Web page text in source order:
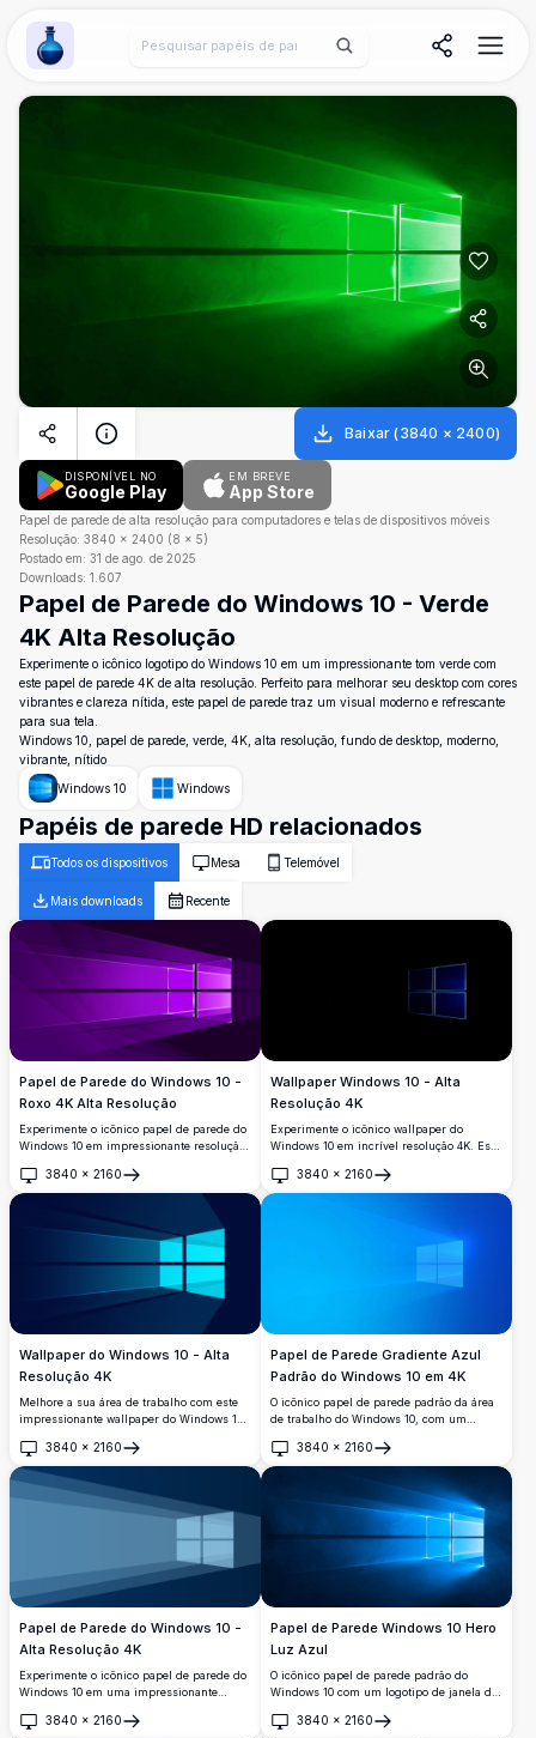
Wallpaper Alchemy
Baixar (3840 × 2400)
DISPONÍVEL NO
Google Play
EM BREVE
App Store
Papel de parede de alta resolução para computadores e telas de dispositivos móveis
Resolução: 3840 × 2400 (8 × 5)
Postado em: 31 de ago. de 2025
Downloads: 1.607
Papel de Parede do Windows 10 - Verde
4K Alta Resolução
Experimente o icônico logotipo do Windows 10 em um impressionante tom verde com
este papel de parede 4K de alta resolução. Perfeito para melhorar seu desktop com cores
vibrantes e clareza nítida, este papel de parede traz um visual moderno e refrescante
para sua tela.
Windows 10, papel de parede, verde, 4K, alta resolução, fundo de desktop, moderno,
vibrante, nítido
Windows 10
Windows
Papéis de parede HD relacionados
Todos os dispositivos Mesa Telemóvel
Mais downloads Recente
Papel de Parede do Windows 10 -
Roxo 4K Alta Resolução
Experimente o icônico papel de parede do
Windows 10 em impressionante resolução
essência da tecnologia moderna com suas
superfícies elegantes e reflexivas e
profundidade, perfeito para melhorar o
apelo visual do seu desktop.
3840 × 2160
Abrir
Wallpaper Windows 10 - Alta
Resolução 4K
Experimente o icônico wallpaper do
Windows 10 em incrível resolução 4K. Esta
clássico logotipo do Windows com um
fundo escuro elegante, perfeito para
Ideal para entusiastas do Windows e
3840 × 2160
Abrir
Wallpaper do Windows 10 - Alta
Resolução 4K
Melhore a sua área de trabalho com este
impressionante wallpaper do Windows 10
icônico logotipo do Windows em um
design moderno e elegante, este wallpaper
é perfeito para entusiastas de tecnologia
que desejam personalizar sua experiência
no Windows 10 com um toque de
3840 × 2160
Abrir
Papel de Parede Gradiente Azul
Padrão do Windows 10 em 4K
O icônico papel de parede padrão da área
de trabalho do Windows 10, com um
brilhante sobre um fundo de gradiente
azul vibrante. Perfeito para restaurar o
visual clássico do Windows 10 em
impressionante resolução 4K.
3840 × 2160
Abrir
Papel de Parede do Windows 10 -
Alta Resolução 4K
Experimente o icônico papel de parede do
Windows 10 em uma impressionante
qualidade apresenta o clássico logotipo do
3840 × 2160
Abrir
Papel de Parede Windows 10 Hero
Luz Azul
O icônico papel de parede padrão do
Windows 10 com um logotipo de janela de
luz azul intensa contra um fundo azul
3840 × 2160
Abrir